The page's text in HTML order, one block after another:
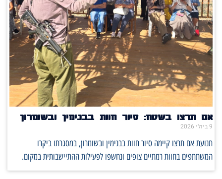
אם תרצו בשטח: סיור חוות בבנימין ובשומרון
9 ביולי 2026
תנועת אם תרצו קיימה סיור חוות בבנימין ובשומרון, במסגרתו ביקרו
המשתתפים בחוות רמתיים צופים ונחשפו לפעילות ההתיישבותית במקום.